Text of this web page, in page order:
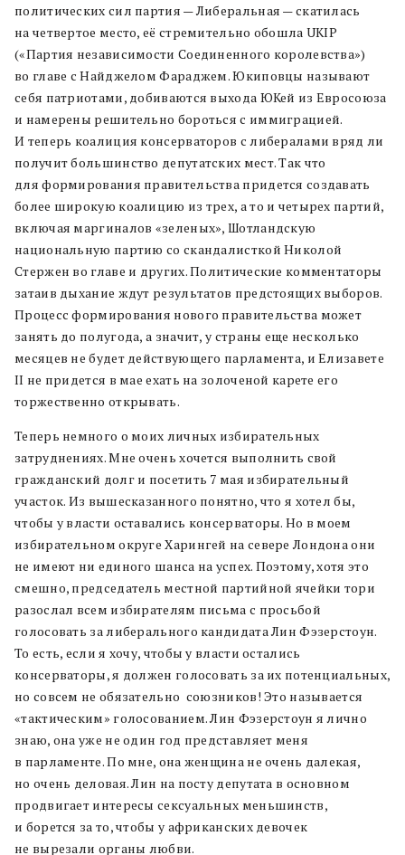
политических сил партия — Либеральная — скатилась
на четвертое место, её стремительно обошла UKIP
(«Партия независимости Соединенного королевства»)
во главе с Найджелом Фараджем. Юкиповцы называют
себя патриотами, добиваются выхода ЮКей из Евросоюза
и намерены решительно бороться с иммиграцией.
И теперь коалиция консерваторов с либералами вряд ли
получит большинство депутатских мест. Так что
для формирования правительства придется создавать
более широкую коалицию из трех, а то и четырех партий,
включая маргиналов «зеленых», Шотландскую
национальную партию со скандалисткой Николой
Стержен во главе и других. Политические комментаторы
затаив дыхание ждут результатов предстоящих выборов.
Процесс формирования нового правительства может
занять до полугода, а значит, у страны еще несколько
месяцев не будет действующего парламента, и Елизавете
II не придется в мае ехать на золоченой карете его
торжественно открывать.
Теперь немного о моих личных избирательных
затруднениях. Мне очень хочется выполнить свой
гражданский долг и посетить 7 мая избирательный
участок. Из вышесказанного понятно, что я хотел бы,
чтобы у власти оставались консерваторы. Но в моем
избирательном округе Харингей на севере Лондона они
не имеют ни единого шанса на успех. Поэтому, хотя это
смешно, председатель местной партийной ячейки тори
разослал всем избирателям письма с просьбой
голосовать за либерального кандидата Лин Фэзерстоун.
То есть, если я хочу, чтобы у власти остались
консерваторы, я должен голосовать за их потенциальных,
но совсем не обязательно союзников! Это называется
«тактическим» голосованием. Лин Фэзерстоун я лично
знаю, она уже не один год представляет меня
в парламенте. По мне, она женщина не очень далекая,
но очень деловая. Лин на посту депутата в основном
продвигает интересы сексуальных меньшинств,
и борется за то, чтобы у африканских девочек
не вырезали органы любви.